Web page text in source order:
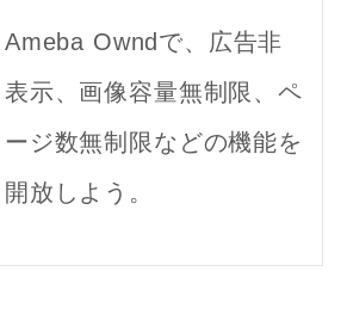
Ameba Owndで、広告非
表示、画像容量無制限、ペ
ージ数無制限などの機能を
開放しよう。